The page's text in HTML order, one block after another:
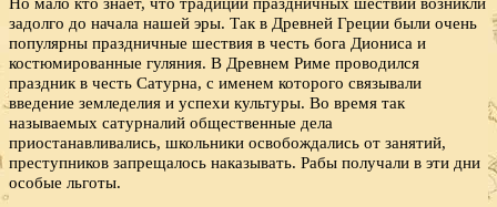
задолго до начала нашей эры. Так в Древней Греции были очень
популярны праздничные шествия в честь бога Диониса и
костюмированные гуляния. В Древнем Риме проводился
праздник в честь Сатурна, с именем которого связывали
введение земледелия и успехи культуры. Во время так
называемых сатурналий общественные дела
приостанавливались, школьники освобождались от занятий,
преступников запрещалось наказывать. Рабы получали в эти дни
особые льготы.